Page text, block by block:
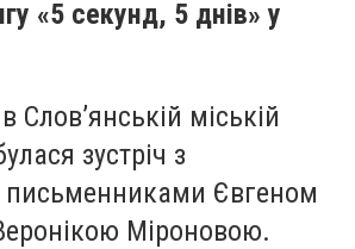
«5 секунд, 5 днів» у
Слов’янській міській
зустріч з
письменниками Євгеном
Міроновою.